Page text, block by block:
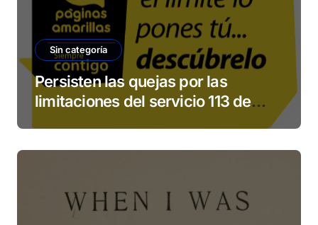
Sin categoría
Persisten las quejas por las
limitaciones del servicio 113 de